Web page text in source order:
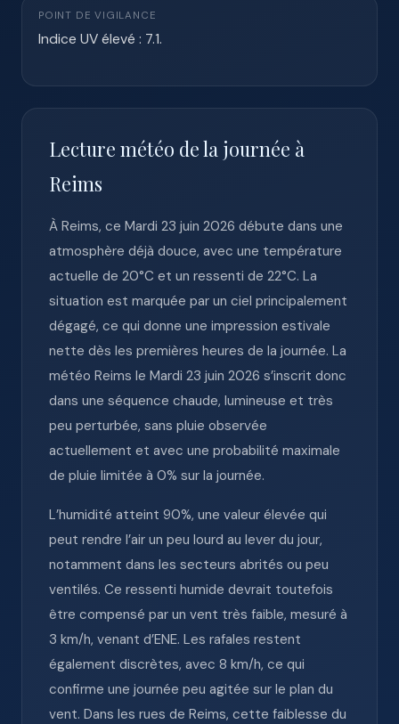
POINT DE VIGILANCE
Indice UV élevé : 7.1.
Lecture météo de la journée à
Reims
À Reims, ce Mardi 23 juin 2026 débute dans une
atmosphère déjà douce, avec une température
actuelle de 20°C et un ressenti de 22°C. La
situation est marquée par un ciel principalement
dégagé, ce qui donne une impression estivale
nette dès les premières heures de la journée. La
météo Reims le Mardi 23 juin 2026 s’inscrit donc
dans une séquence chaude, lumineuse et très
peu perturbée, sans pluie observée
actuellement et avec une probabilité maximale
de pluie limitée à 0% sur la journée.
L’humidité atteint 90%, une valeur élevée qui
peut rendre l’air un peu lourd au lever du jour,
notamment dans les secteurs abrités ou peu
ventilés. Ce ressenti humide devrait toutefois
être compensé par un vent très faible, mesuré à
3 km/h, venant d’ENE. Les rafales restent
également discrètes, avec 8 km/h, ce qui
confirme une journée peu agitée sur le plan du
vent. Dans les rues de Reims, cette faiblesse du